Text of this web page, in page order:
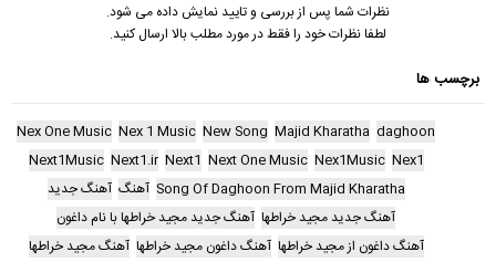
نظرات شما پس از بررسی و تایید نمایش داده می شود.
لطفا نظرات خود را فقط در مورد مطلب بالا ارسال کنید.
برچسب ها
daghoon
Majid Kharatha
New Song
Nex 1 Music
Nex One Music
Nex1
Nex1Music
Next One Music
Next1
Next1.ir
Next1Music
Song Of Daghoon From Majid Kharatha آهنگ آهنگ جدید
آهنگ جدید مجید خراطها آهنگ جدید مجید خراطها با نام داغون
آهنگ داغون از مجید خراطها آهنگ داغون مجید خراطها آهنگ مجید خراطها